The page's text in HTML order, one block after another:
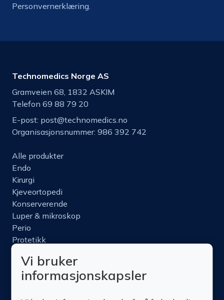
Personvernerklæring.
Technomedics Norge AS
Gramveien 68, 1832 ASKIM
Telefon 69 88 79 20
E-post: post@technomedics.no
Organisasjonsnummer: 986 392 742
Alle produkter
Endo
Kirurgi
Kjeveortopedi
Konserverende
Luper & mikroskop
Perio
Protetikk
Nettbutikk
Vi bruker
informasjonskapsler